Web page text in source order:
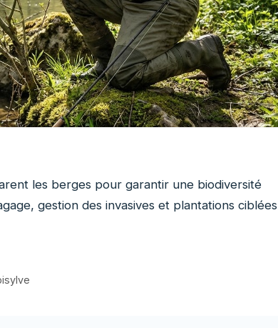
les berges pour garantir une biodiversité
gestion des invasives et plantations